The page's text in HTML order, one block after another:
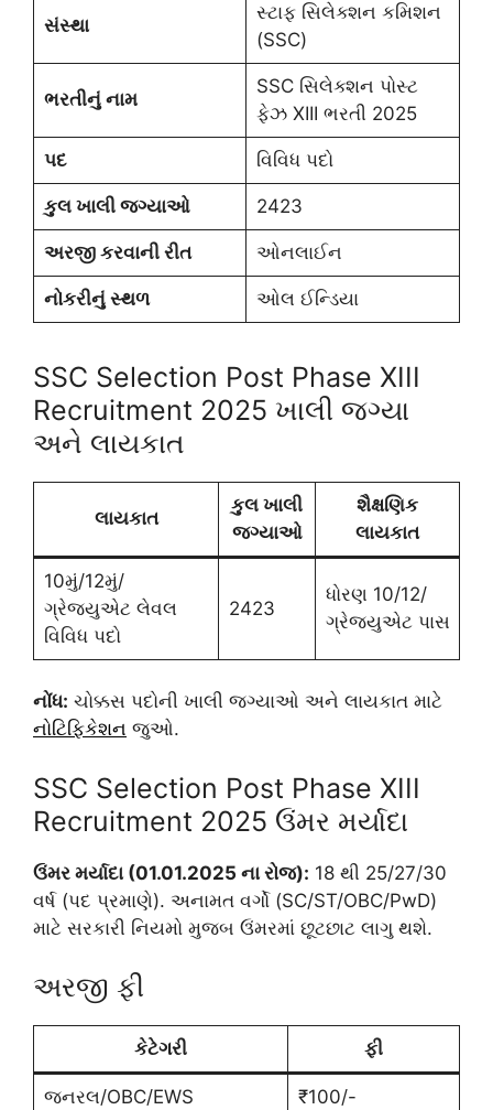
સંસ્થા
સ્ટાફ સિલેક્શન કમિશન
(SSC)
ભરતીનું નામ
SSC સિલેક્શન પોસ્ટ
ફેઝ XIII ભરતી 2025
પદ વિવિધ પદો
કુલ ખાલી જગ્યાઓ 2423
અરજી કરવાની રીત ઓનલાઈન
નોકરીનું સ્થળ ઓલ ઈન્ડિયા
SSC Selection Post Phase XIII
Recruitment 2025 ખાલી જગ્યા
અને લાયકાત
લાયકાત
કુલ ખાલી
જગ્યાઓ
શૈક્ષણિક
લાયકાત
10મું/12મું/
ગ્રેજ્યુએટ લેવલ
વિવિધ પદો
2423
ધોરણ 10/12/
ગ્રેજ્યુએટ પાસ
નોંધ: ચોક્કસ પદોની ખાલી જગ્યાઓ અને લાયકાત માટે
નોટિફિકેશન જુઓ.
SSC Selection Post Phase XIII
Recruitment 2025 ઉંમર મર્યાદા
ઉંમર મર્યાદા (01.01.2025 ના રોજ): 18 થી 25/27/30
વર્ષ (પદ પ્રમાણે). અનામત વર્ગો (SC/ST/OBC/PwD)
માટે સરકારી નિયમો મુજબ ઉંમરમાં છૂટછાટ લાગુ થશે.
અરજી ફી
કેટેગરી ફી
જનરલ/OBC/EWS ₹100/-